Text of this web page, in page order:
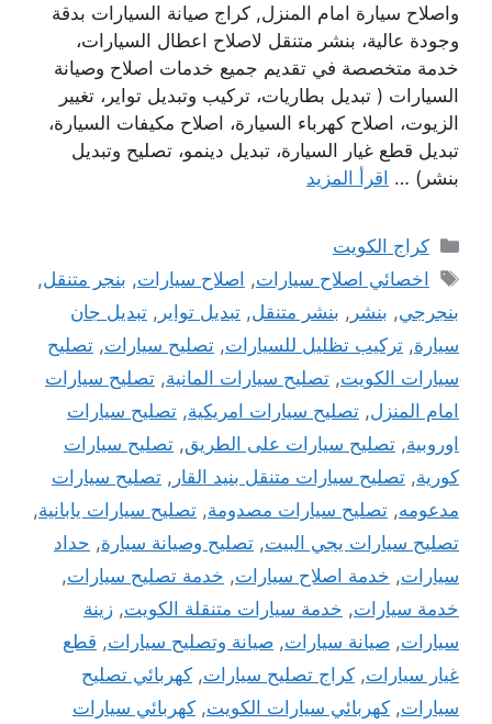
واصلاح سيارة امام المنزل, كراج صيانة السيارات بدقة
وجودة عالية، بنشر متنقل لاصلاح اعطال السيارات،
خدمة متخصصة في تقديم جميع خدمات اصلاح وصيانة
السيارات ( تبديل بطاريات، تركيب وتبديل تواير، تغيير
الزيوت، اصلاح كهرباء السيارة، اصلاح مكيفات السيارة،
تبديل قطع غيار السيارة، تبديل دينمو، تصليح وتبديل
بنشر) … اقرأ المزيد
التصنيفات
كراج الكويت
الوسوم
اخصائي اصلاح سيارات, اصلاح سيارات, بنجر متنقل,
بنجرجي, بنشر , بنشر متنقل, تبديل تواير , تبديل جان
سيارة, تركيب تظليل للسيارات, تصليح سيارات, تصليح
سيارات الكويت, تصليح سيارات المانية, تصليح سيارات
امام المنزل, تصليح سيارات امريكية, تصليح سيارات
اوروبية, تصليح سيارات على الطريق, تصليح سيارات
كورية, تصليح سيارات متنقل بنيد القار , تصليح سيارات
مدعومه, تصليح سيارات مصدومة, تصليح سيارات يابانية,
تصليح سيارات يجي البيت, تصليح وصيانة سيارة, حداد
سيارات, خدمة اصلاح سيارات, خدمة تصليح سيارات,
خدمة سيارات, خدمة سيارات متنقلة الكويت, زينة
سيارات, صيانة سيارات, صيانة وتصليح سيارات, قطع
غيار سيارات, كراج تصليح سيارات, كهربائي تصليح
سيارات, كهربائي سيارات الكويت, كهربائي سيارات